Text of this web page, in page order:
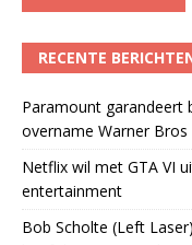
RECENTE
Paramount garandeert
overname Warner Bros
Netflix wil met GTA VI
entertainment
Bob Scholte (Left